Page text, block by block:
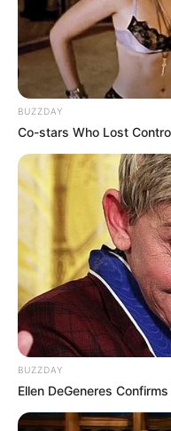
9. Untuk
dengan menghadap
bergantian
BUZZDAY
Co-stars Who Lost
BUZZDAY
Ellen DeGeneres